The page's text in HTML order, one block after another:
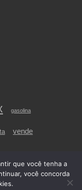
gasolina
vende
| FeiraCar. Todos os
que você tenha a
você concorda